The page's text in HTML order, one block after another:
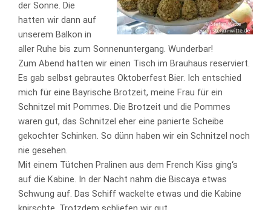
der Sonne. Die
hatten wir dann auf
unserem Balkon in
aller Ruhe bis zum Sonnenuntergang. Wunderbar!
Zum Abend hatten wir einen Tisch im Brauhaus reserviert.
Es gab selbst gebrautes Oktoberfest Bier. Ich entschied
mich für eine Bayrische Brotzeit, meine Frau für ein
Schnitzel mit Pommes. Die Brotzeit und die Pommes
waren gut, das Schnitzel eher eine panierte Scheibe
gekochter Schinken. So dünn haben wir ein Schnitzel noch
nie gesehen.
Mit einem Tütchen Pralinen aus dem French Kiss ging‘s
auf die Kabine. In der Nacht nahm die Biscaya etwas
Schwung auf. Das Schiff wackelte etwas und die Kabine